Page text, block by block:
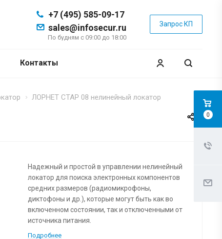
+7 (495) 585-09-17
sales@infosecur.ru
По будням с 09:00 до 18:00
Запрос КП
Контакты
ЛОРНЕТ СТАР 08 нелинейный локатор
Надежный и простой в управлении нелинейный
локатор для поиска электронных компонентов
средних размеров (радиомикрофоны,
диктофоны и др.), которые могут быть как во
включенном состоянии, так и отключенными от
источника питания.
Подробнее
0